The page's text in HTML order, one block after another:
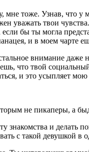
мне тоже. Узнав, что
уважать твои
бы ты могла
и в моем чарте
внимание
что твой
и это усыпляет
не пикаперы, а
и делать
с такой девушкой